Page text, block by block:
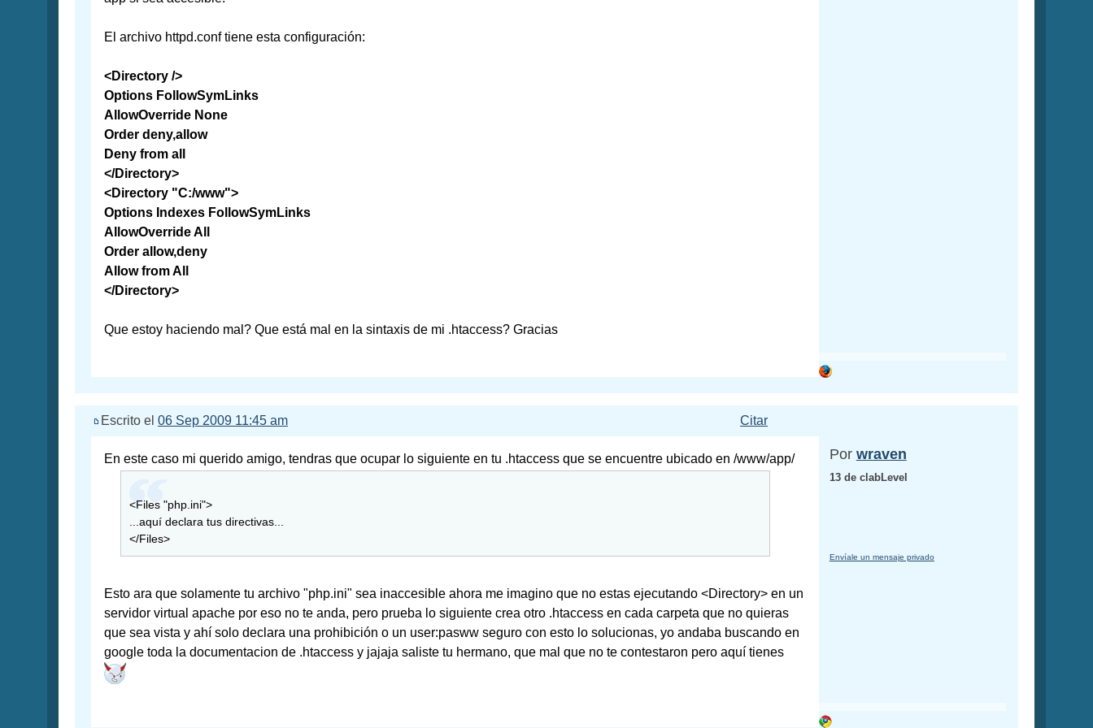
El archivo httpd.conf tiene esta configuración:
<Directory />
Options FollowSymLinks
AllowOverride None
Order deny,allow
Deny from all
</Directory>
<Directory "C:/www">
Options Indexes FollowSymLinks
AllowOverride All
Order allow,deny
Allow from All
</Directory>
Que estoy haciendo mal? Que está mal en la sintaxis de mi .htaccess? Gracias
Citar
Escrito el 06 Sep 2009 11:45 am
En este caso mi querido amigo, tendras que ocupar lo siguiente en tu .htaccess que se encuentre ubicado en /www/app/
<Files "php.ini">
...aquí declara tus directivas...
</Files>
Esto ara que solamente tu archivo "php.ini" sea inaccesible ahora me imagino que no estas ejecutando <Directory> en un
servidor virtual apache por eso no te anda, pero prueba lo siguiente crea otro .htaccess en cada carpeta que no quieras
que sea vista y ahí solo declara una prohibición o un user:pasww seguro con esto lo solucionas, yo andaba buscando en
google toda la documentacion de .htaccess y jajaja saliste tu hermano, que mal que no te contestaron pero aquí tienes
Por wraven
13 de clabLevel
Envíale un mensaje privado